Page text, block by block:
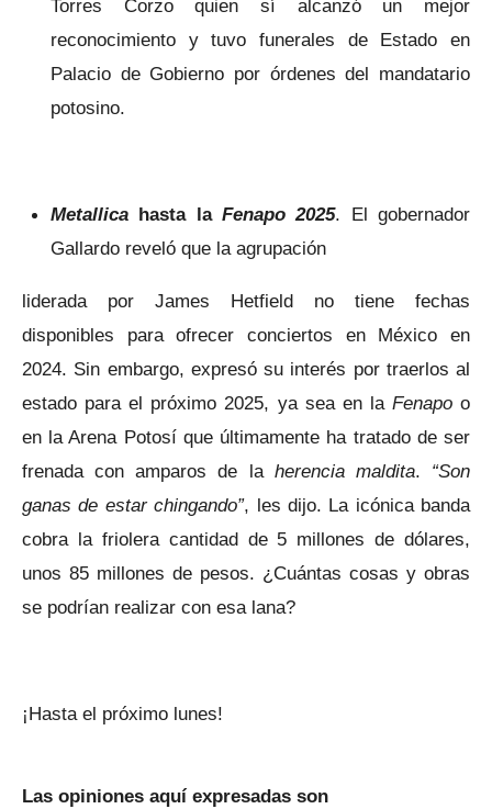
Torres Corzo quien sí alcanzó un mejor
reconocimiento y tuvo funerales de Estado en
Palacio de Gobierno por órdenes del mandatario
potosino.
Metallica hasta la Fenapo 2025. El gobernador
Gallardo reveló que la agrupación
liderada por James Hetfield no tiene fechas
disponibles para ofrecer conciertos en México en
2024. Sin embargo, expresó su interés por traerlos al
estado para el próximo 2025, ya sea en la Fenapoo
en la Arena Potosí que últimamente ha tratado de ser
frenada con amparos de la herencia maldita. “Son
ganas de estar chingando”, les dijo. La icónica banda
cobra la friolera cantidad de 5 millones de dólares,
unos 85 millones de pesos. ¿Cuántas cosas y obras
se podrían realizar con esa lana?
¡Hasta el próximo lunes!
Las opiniones aquí expresadas son